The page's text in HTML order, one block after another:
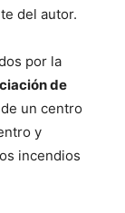
del autor.
por la
de
un centro
y
incendios